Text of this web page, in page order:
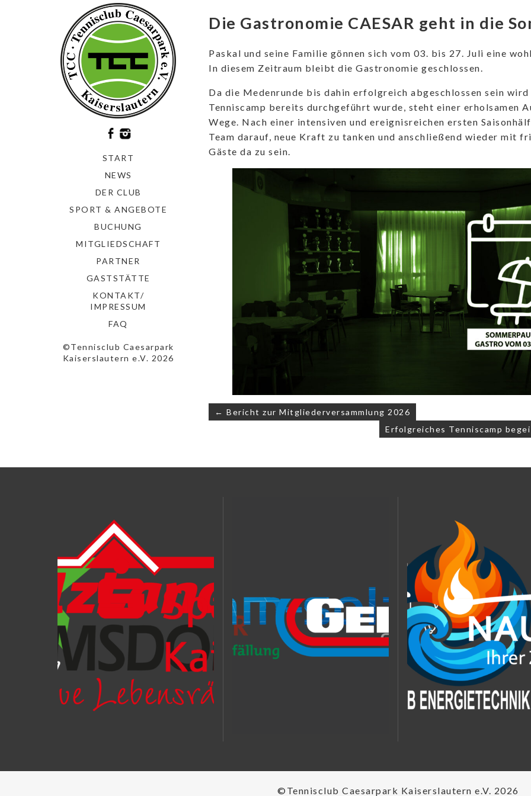
START
NEWS
DER CLUB
SPORT & ANGEBOTE
BUCHUNG
MITGLIEDSCHAFT
PARTNER
GASTSTÄTTE
KONTAKT/
IMPRESSUM
FAQ
©Tennisclub Caesarpark
Kaiserslautern e.V. 2026
Die Gastronomie CAESAR geht in die
Paskal und seine Familie gönnen sich vom 03. bis 27. Juli eine
In diesem Zeitraum bleibt die Gastronomie geschlossen.
Da die Medenrunde bis dahin erfolgreich abgeschlossen sein wird
Tenniscamp bereits durchgeführt wurde, steht einer erholsamen
Wege. Nach einer intensiven und ereignisreichen ersten
Team darauf, neue Kraft zu tanken und anschließend wieder mit
Gäste da zu sein.
Beitragsnavigation
← Bericht zur Mitgliederversammlung 2026
Erfolgreiches Tenniscamp
©Tennisclub Caesarpark Kaiserslautern e.V. 2026